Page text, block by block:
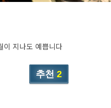
이 지나도 예쁩니다
추천 2